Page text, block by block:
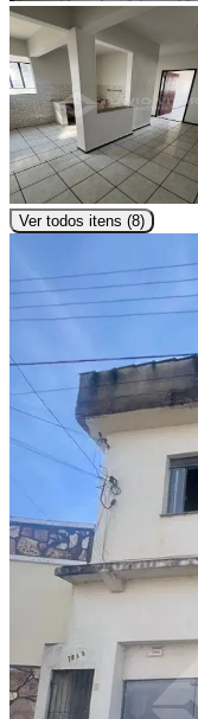
Ver todos itens (8)